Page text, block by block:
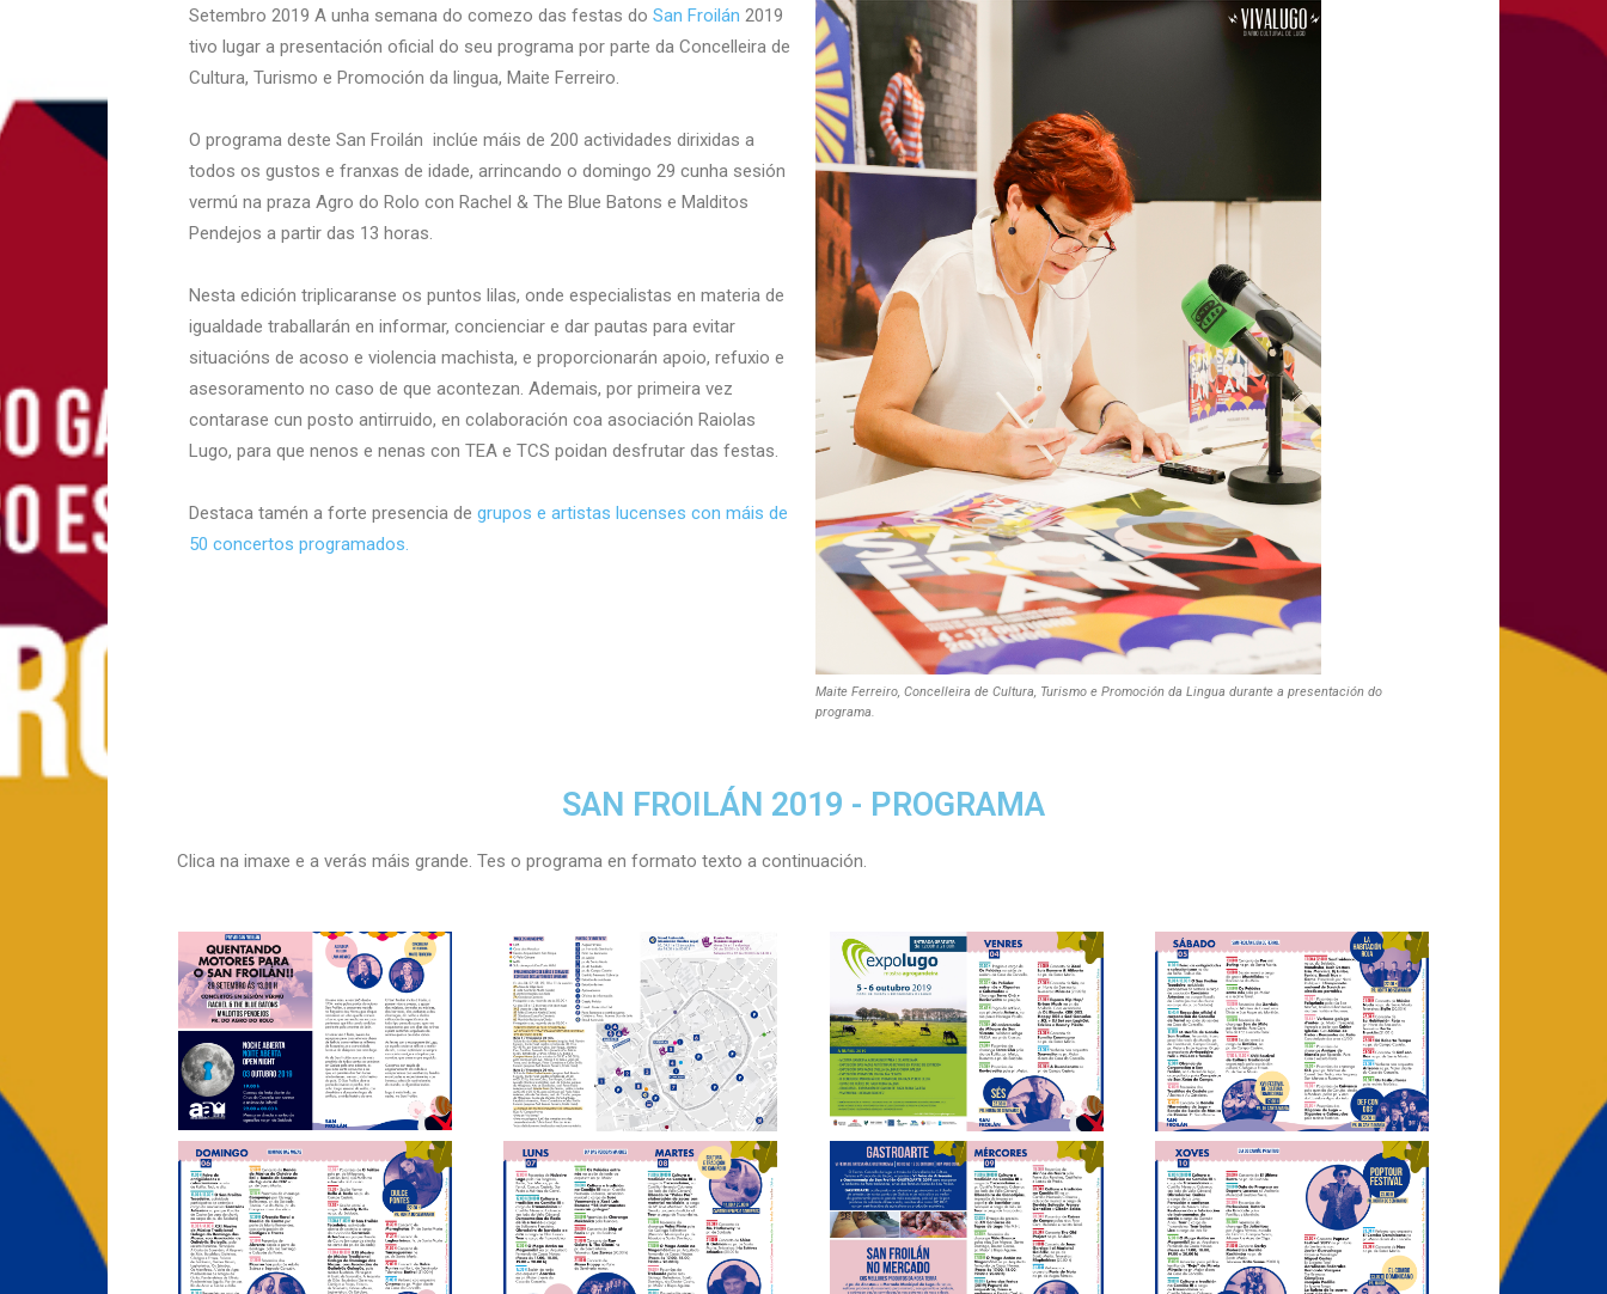
Setembro 2019 A unha semana do comezo das festas do San Froilán 2019
tivo lugar a presentación oficial do seu programa por parte da Concelleira de
Cultura, Turismo e Promoción da lingua, Maite Ferreiro.
O programa deste San Froilán inclúe máis de 200 actividades dirixidas a
todos os gustos e franxas de idade, arrincando o domingo 29 cunha sesión
vermú na praza Agro do Rolo con Rachel & The Blue Batons e Malditos
Pendejos a partir das 13 horas.
Nesta edición triplicaranse os puntos lilas, onde especialistas en materia de
igualdade traballarán en informar, concienciar e dar pautas para evitar
situacións de acoso e violencia machista, e proporcionarán apoio, refuxio e
asesoramento no caso de que acontezan. Ademais, por primeira vez
contarase cun posto antirruido, en colaboración coa asociación Raiolas
Lugo, para que nenos e nenas con TEA e TCS poidan desfrutar das festas.
Destaca tamén a forte presencia de grupos e artistas lucenses con máis de
50 concertos programados.
Maite Ferreiro, Concelleira de Cultura, Turismo e Promoción da Lingua durante a presentación do
programa.
SAN FROILÁN 2019 - PROGRAMA
Clica na imaxe e a verás máis grande. Tes o programa en formato texto a continuación.